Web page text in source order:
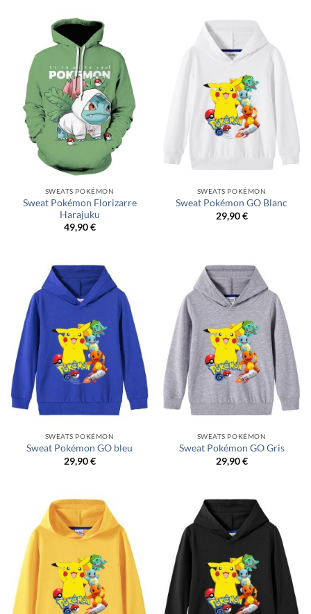
SWEATS POKÉMON
Sweat Pokémon Florizarre
Harajuku
49,90€
SWEATS POKÉMON
Sweat Pokémon GO Blanc
29,90€
SWEATS POKÉMON
Sweat Pokémon GO bleu
29,90€
SWEATS POKÉMON
Sweat Pokémon GO Gris
29,90€